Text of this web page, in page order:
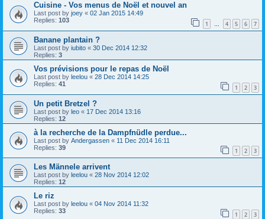
Cuisine - Vos menus de Noël et nouvel an
Last post by joey « 02 Jan 2015 14:49
Replies: 103 1 … 4 5 6 7
Banane plantain ?
Last post by iubito « 30 Dec 2014 12:32
Replies: 3
Vos prévisions pour le repas de Noël
Last post by leelou « 28 Dec 2014 14:25
Replies: 41 1 2 3
Un petit Bretzel ?
Last post by leo « 17 Dec 2014 13:16
Replies: 12
à la recherche de la Dampfnüdle perdue...
Last post by Andergassen « 11 Dec 2014 16:11
Replies: 39 1 2 3
Les Männele arrivent
Last post by leelou « 28 Nov 2014 12:02
Replies: 12
Le riz
Last post by leelou « 04 Nov 2014 11:32
Replies: 33 1 2 3